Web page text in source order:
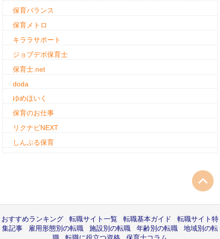
保育バランス
保育メトロ
キララサポート
ジョブデポ保育士
保育士.net
doda
ゆめほいく
保育のお仕事
リクナビNEXT
しんぷる保育
おすすめランキング 転職サイト一覧 転職基本ガイド
転職サイト特
集記事
雇用形態別の転職 施設別の転職 年齢別の転職
地域別の転
職
転職に役立つ資格 保育士コラム